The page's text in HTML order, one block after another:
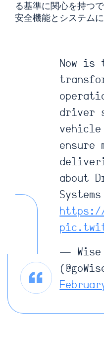
る基準に関心を持つ
安全機能とシステム
Now is
driver
ensure
about
https://
— Wise